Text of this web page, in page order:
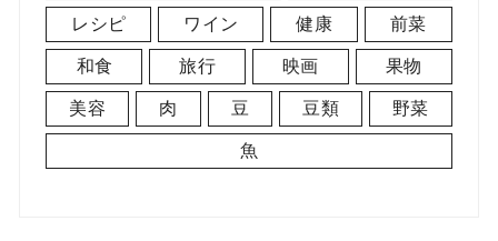
レシピ
ワイン 健康
前菜
和食
旅行 映画
果物
美容
肉 豆 豆類
野菜
魚